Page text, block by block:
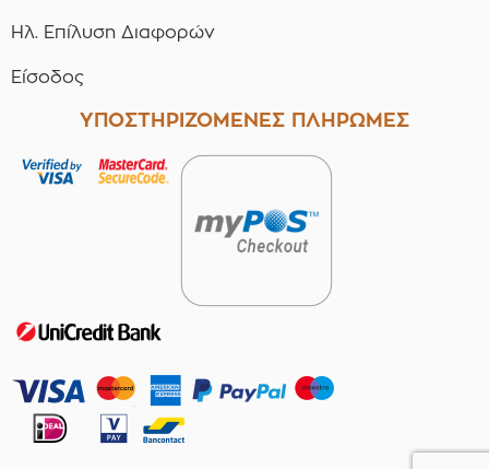
Ηλ. Επίλυση Διαφορών
Είσοδος
ΥΠΟΣΤΗΡΙΖΟΜΕΝΕΣ ΠΛΗΡΩΜΕΣ